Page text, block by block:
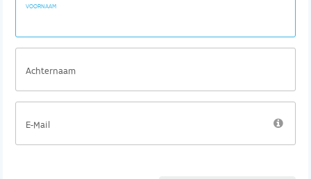
VOORNAAM
Achternaam
E-Mail